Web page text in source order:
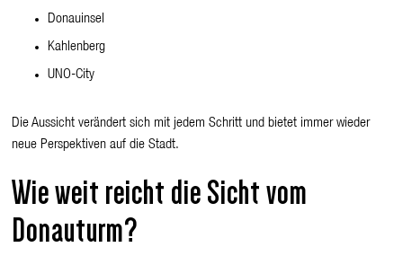
Donauinsel
Kahlenberg
UNO-City
Die Aussicht verändert sich mit jedem Schritt und bietet immer wieder
neue Perspektiven auf die Stadt.
Wie weit reicht die Sicht vom
Donauturm?